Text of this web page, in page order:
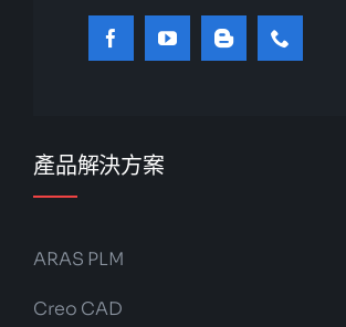
產品解決方案
ARAS PLM
Creo CAD